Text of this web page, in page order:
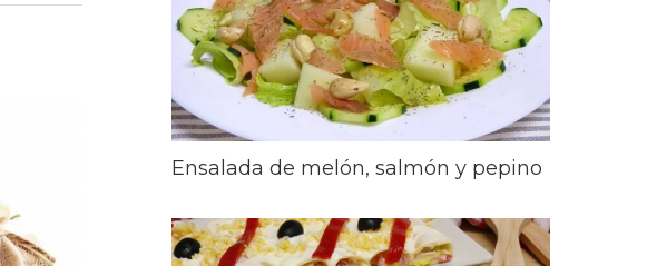
Ensalada de melón, salmón y pepino